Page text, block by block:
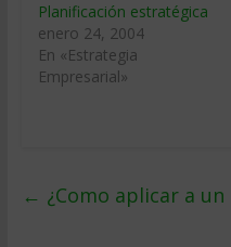
Planificación estratégica
enero 24, 2004
En «Estrategia
Empresarial»
← ¿Como aplicar a un